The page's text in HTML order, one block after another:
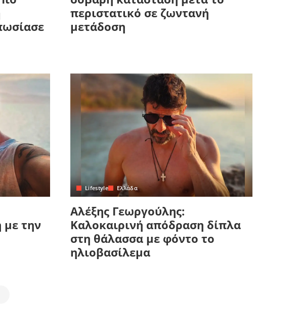
περιστατικό σε ζωντανή
μετάδοση
με την
Lifestyle Ελλάδα
Αλέξης Γεωργούλης:
Καλοκαιρινή απόδραση δίπλα
στη θάλασσα με φόντο το
ηλιοβασίλεμα